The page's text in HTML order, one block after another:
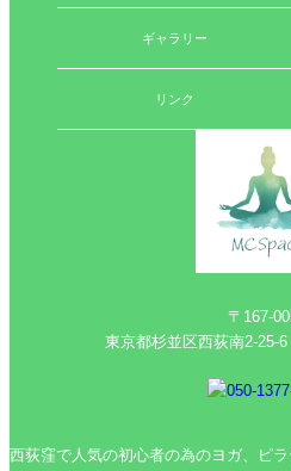
ギャラリー
リンク
〒167-
東京都杉並区西荻南2-
西荻窪で人気の初心者の為のヨガ、ピ